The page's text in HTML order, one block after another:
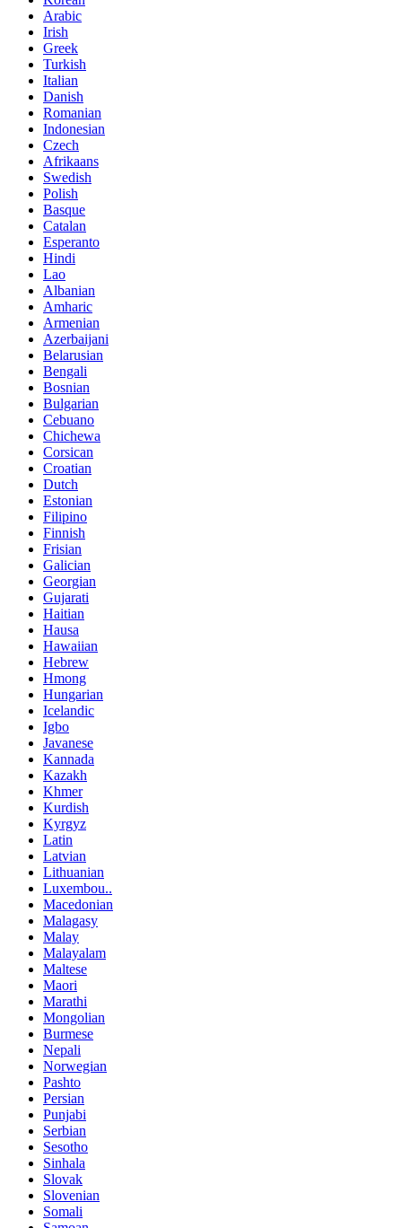
Arabic
Irish
Greek
Turkish
Italian
Danish
Romanian
Indonesian
Czech
Afrikaans
Swedish
Polish
Basque
Catalan
Esperanto
Hindi
Lao
Albanian
Amharic
Armenian
Azerbaijani
Belarusian
Bengali
Bosnian
Bulgarian
Cebuano
Chichewa
Corsican
Croatian
Dutch
Estonian
Filipino
Finnish
Frisian
Galician
Georgian
Gujarati
Haitian
Hausa
Hawaiian
Hebrew
Hmong
Hungarian
Icelandic
Igbo
Javanese
Kannada
Kazakh
Khmer
Kurdish
Kyrgyz
Latin
Latvian
Lithuanian
Luxembou..
Macedonian
Malagasy
Malay
Malayalam
Maltese
Maori
Marathi
Mongolian
Burmese
Nepali
Norwegian
Pashto
Persian
Punjabi
Serbian
Sesotho
Sinhala
Slovak
Slovenian
Somali